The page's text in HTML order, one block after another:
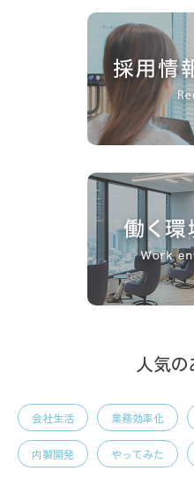
人気
会社生活 業務効率化
内製開発 やってみた